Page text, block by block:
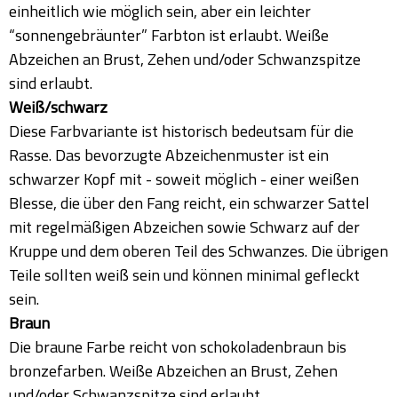
einheitlich wie möglich sein, aber ein leichter
“sonnengebräunter” Farbton ist erlaubt. Weiße
Abzeichen an Brust, Zehen und/oder Schwanzspitze
sind erlaubt.
Weiß/schwarz
Diese Farbvariante ist historisch bedeutsam für die
Rasse. Das bevorzugte Abzeichenmuster ist ein
schwarzer Kopf mit - soweit möglich - einer weißen
Blesse, die über den Fang reicht, ein schwarzer Sattel
mit regelmäßigen Abzeichen sowie Schwarz auf der
Kruppe und dem oberen Teil des Schwanzes. Die übrigen
Teile sollten weiß sein und können minimal gefleckt
sein.
Braun
Die braune Farbe reicht von schokoladenbraun bis
bronzefarben. Weiße Abzeichen an Brust, Zehen